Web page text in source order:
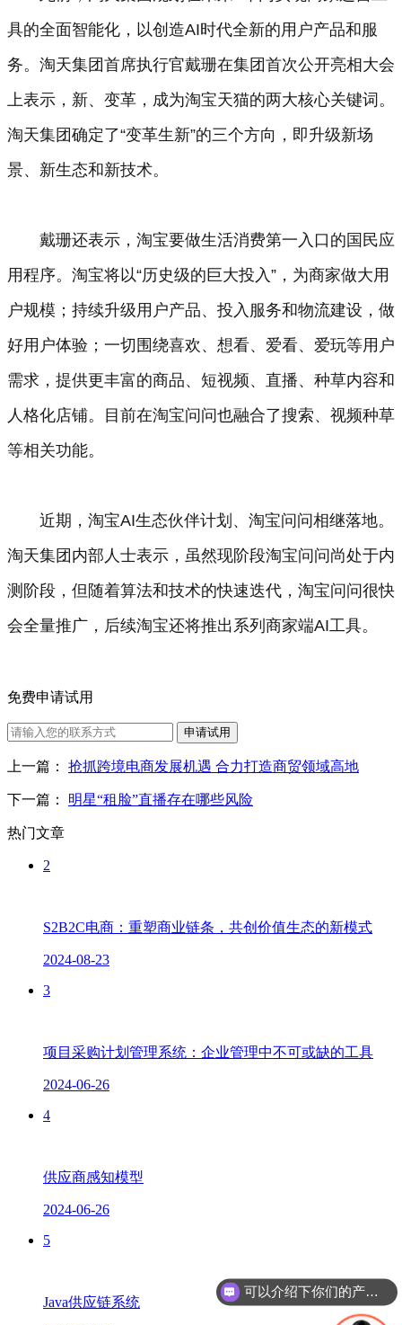
具的全面智能化，以创造AI时代全新的用户产品和服
务。淘天集团首席执行官戴珊在集团首次公开亮相大会
上表示，新、变革，成为淘宝天猫的两大核心关键词。
淘天集团确定了“变革生新”的三个方向，即升级新场
景、新生态和新技术。
戴珊还表示，淘宝要做生活消费第一入口的国民应
用程序。淘宝将以“历史级的巨大投入”，为商家做大用
户规模；持续升级用户产品、投入服务和物流建设，做
好用户体验；一切围绕喜欢、想看、爱看、爱玩等用户
需求，提供更丰富的商品、短视频、直播、种草内容和
人格化店铺。目前在淘宝问问也融合了搜索、视频种草
等相关功能。
近期，淘宝AI生态伙伴计划、淘宝问问相继落地。
淘天集团内部人士表示，虽然现阶段淘宝问问尚处于内
测阶段，但随着算法和技术的快速迭代，淘宝问问很快
会全量推广，后续淘宝还将推出系列商家端AI工具。
免费申请试用
申请试用
上一篇： 抢抓跨境电商发展机遇 合力打造商贸领域高地
下一篇： 明星“租脸”直播存在哪些风险
热门文章
2
S2B2C电商：重塑商业链条，共创价值生态的新模式
2024-08-23
3
项目采购计划管理系统：企业管理中不可或缺的工具
2024-06-26
4
供应商感知模型
2024-06-26
5
Java供应链系统
可以介绍下你们的产品么？